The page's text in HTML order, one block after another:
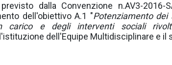
dalla Convenzione n.AV3-2016-
dell'obiettivo A.1 "Potenziamento dei
e degli interventi sociali
dell'Equipe Multidisciplinare e il